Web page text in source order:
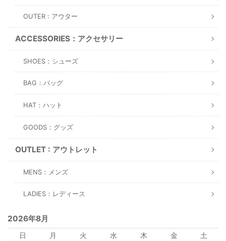
OUTER : アウター
ACCESSORIES：アクセサリー
SHOES：シューズ
BAG：バッグ
HAT：ハット
GOODS：グッズ
OUTLET : アウトレット
MENS：メンズ
LADIES：レディース
2026年8月
日 月 火 水 木 金
土